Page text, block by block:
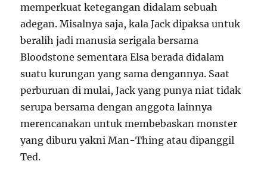
memperkuat ketegangan didalam sebuah
adegan. Misalnya saja, kala Jack dipaksa untuk
beralih jadi manusia serigala bersama
Bloodstone sementara Elsa berada didalam
suatu kurungan yang sama dengannya. Saat
perburuan di mulai, Jack yang punya niat tidak
serupa bersama dengan anggota lainnya
merencanakan untuk membebaskan monster
yang diburu yakni Man-Thing atau dipanggil
Ted.